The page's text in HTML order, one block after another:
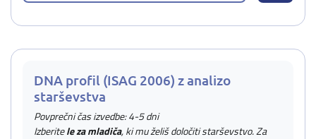
DNA profil (ISAG 2006) z analizo
starševstva
Povprečni čas izvedbe: 4-5 dni
Izberitele za mladiča, ki mu želiš določiti starševstvo. Za